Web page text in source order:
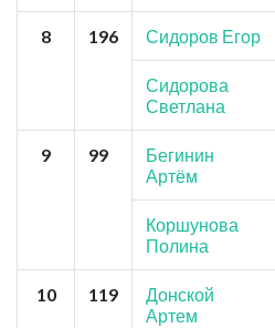
8 196 Сидоров Егор
Сидорова
Светлана
9 99
Бегинин
Артём
Коршунова
Полина
10 119
Донской
Артем